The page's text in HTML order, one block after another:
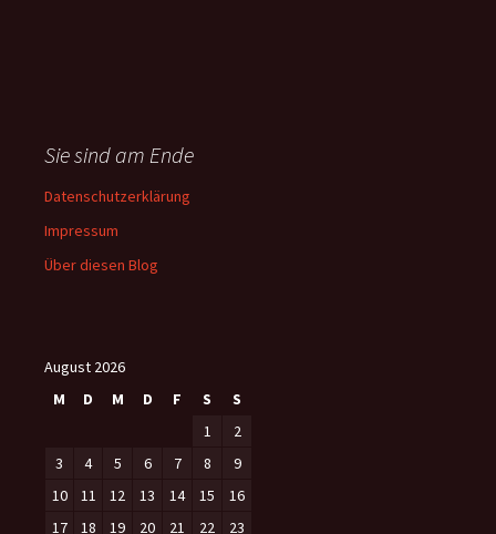
Sie sind am Ende
Datenschutzerklärung
Impressum
Über diesen Blog
August 2026
M
D M D F S
S
1
2
3
4 5 6 7 8
9
10
11 12 13 14 15
16
17
18 19 20 21 22 23